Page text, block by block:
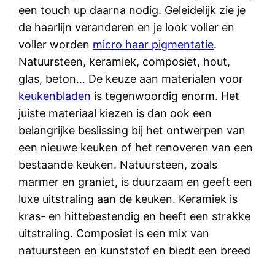
een touch up daarna nodig. Geleidelijk zie je
de haarlijn veranderen en je look voller en
voller worden micro haar pigmentatie.
Natuursteen, keramiek, composiet, hout,
glas, beton… De keuze aan materialen voor
keukenbladen is tegenwoordig enorm. Het
juiste materiaal kiezen is dan ook een
belangrijke beslissing bij het ontwerpen van
een nieuwe keuken of het renoveren van een
bestaande keuken. Natuursteen, zoals
marmer en graniet, is duurzaam en geeft een
luxe uitstraling aan de keuken. Keramiek is
kras- en hittebestendig en heeft een strakke
uitstraling. Composiet is een mix van
natuursteen en kunststof en biedt een breed